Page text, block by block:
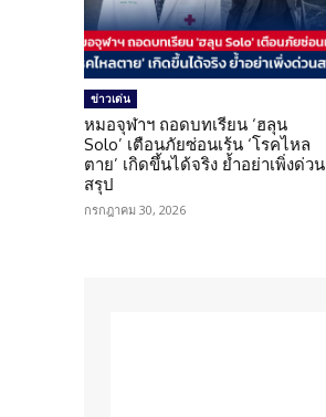
ข่าวเด่น
หมอจุฬาฯ ถอดบทเรียน ‘ฮลุน
Solo’ เตือนภัยซ่อนเร้น ‘โรคไหล
ตาย’ เกิดขึ้นได้จริง ย้ำอย่าเพิ่งด่วน
สรุป
กรกฎาคม 30, 2026